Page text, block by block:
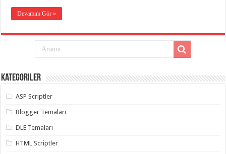
evden
evden
gaziantep
eve
taşımacılık,
gaziantep
organizasyon
organizasyon,
organizasyon,
Devamını Gör »
Kategoriler
ASP Scriptler
Blogger Temaları
DLE Temaları
HTML Scriptler